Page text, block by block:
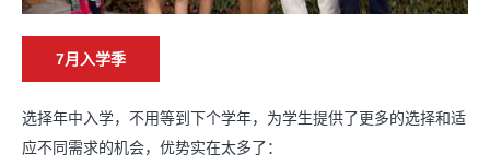
7月入学季
选择年中入学，不用等到下个学年，为学生提供了更多的选择和适
应不同需求的机会，优势实在太多了：